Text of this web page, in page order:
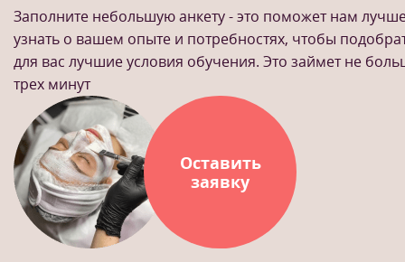
Заполните небольшую анкету - это поможет нам
узнать о вашем опыте и потребностях, чтобы
для вас лучшие условия обучения. Это займет не
трех минут
Оставить
заявку